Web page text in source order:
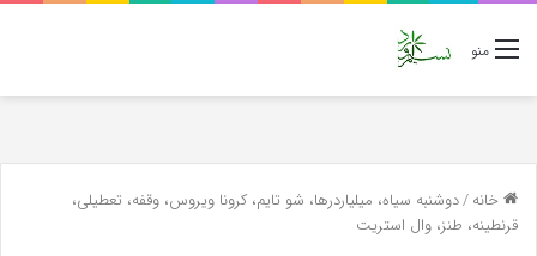
منو
خانه/دوشنبه سیاه، میلیاردرها، شو تایم، کرونا ویروس، وقفه، تعطیلی،
قرنطینه، طنز، وال استریت